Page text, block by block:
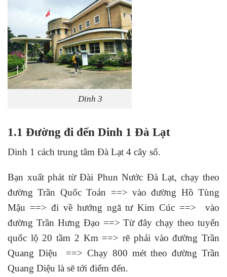
Dinh 3
1.1 Đường đi đến Dinh 1 Đà Lạt
Dinh 1 cách trung tâm Đà Lạt 4 cây số.
Bạn xuất phát từ Đài Phun Nước Đà Lạt, chạy theo
đường Trần Quốc Toản ==> vào đường Hồ Tùng
Mậu ==> đi về hướng ngã tư Kim Cúc ==> vào
đường Trần Hưng Đạo ==> Từ đây chạy theo tuyến
quốc lộ 20 tầm 2 Km ==> rẽ phải vào đường Trần
Quang Diệu ==> Chạy 800 mét theo đường Trần
Quang Diệu là sẽ tới điểm đến.